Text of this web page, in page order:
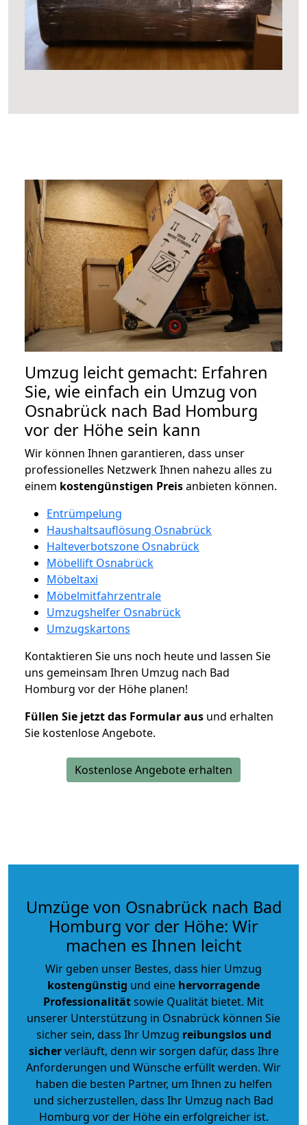
Umzug leicht gemacht: Erfahren
Sie, wie einfach ein Umzug von
Osnabrück nach Bad Homburg
vor der Höhe sein kann
Wir können Ihnen garantieren, dass unser
professionelles Netzwerk Ihnen nahezu alles zu
einem kostengünstigen Preisanbieten können.
Entrümpelung
Haushaltsauflösung Osnabrück
Halteverbotszone Osnabrück
Möbellift Osnabrück
Möbeltaxi
Möbelmitfahrzentrale
Umzugshelfer Osnabrück
Umzugskartons
Kontaktieren Sie uns noch heute und lassen Sie
uns gemeinsam Ihren Umzug nach Bad
Homburg vor der Höhe planen!
Füllen Sie jetzt das Formular aus und erhalten
Sie kostenlose Angebote.
Kostenlose Angebote erhalten
Umzüge von Osnabrück nach Bad
Homburg vor der Höhe: Wir
machen es Ihnen leicht
Wir geben unser Bestes, dass hier Umzug
kostengünstig und eine hervorragende
Professionalitätsowie Qualität bietet. Mit
unserer Unterstützung in Osnabrück können Sie
sicher sein, dass Ihr Umzug reibungslos und
sicherverläuft, denn wir sorgen dafür, dass Ihre
Anforderungen und Wünsche erfüllt werden. Wir
haben die besten Partner, um Ihnen zu helfen
und sicherzustellen, dass Ihr Umzug nach Bad
Homburg vor der Höhe ein erfolgreicher ist.